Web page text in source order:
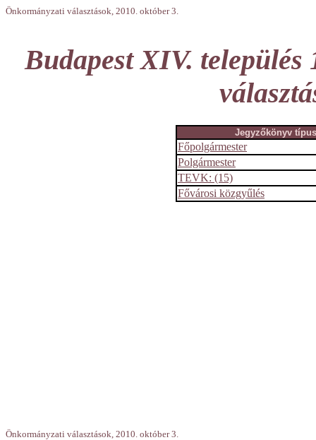
Önkormányzati választások, 2010. október 3.
Budapest XIV. település
Jegyzőkönyv
Főpolgármester
Polgármester
TEVK: (15)
Fővárosi közgyűlés
Önkormányzati választások, 2010. október 3.